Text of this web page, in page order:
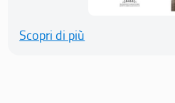
Scopri di più